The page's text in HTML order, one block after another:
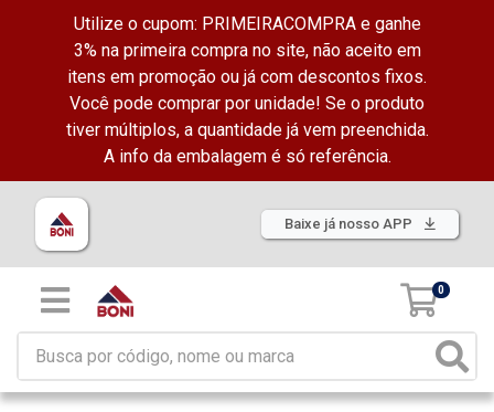
Utilize o cupom: PRIMEIRACOMPRA e ganhe
3% na primeira compra no site, não aceito em
itens em promoção ou já com descontos fixos.
Você pode comprar por unidade! Se o produto
tiver múltiplos, a quantidade já vem preenchida.
A info da embalagem é só referência.
Baixe já nosso APP
0